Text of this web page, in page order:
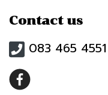
Contact us
083 465 4551